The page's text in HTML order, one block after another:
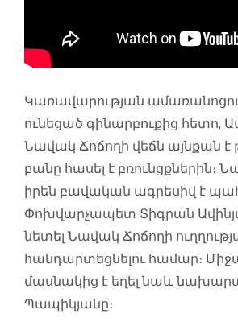
Կառավարության
ունեցած գինարբուքից հետո,
Նավակ Ճոճողի վեճն այնքան է
բանը հասել է բռունցքներին։
իրեն բավական ագրեսիվ է
Փոխվարչապետ Տիգրան
նետել Նավակ Ճոճողի
հանդարտեցնելու համար։
մասնակից է եղել նաև
Պապիկյանը։